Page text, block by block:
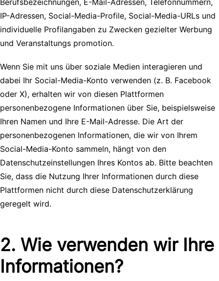
Berufsbezeichnungen, E-Mail-Adressen, Telefonnummern,
IP-Adressen, Social-Media-Profile, Social-Media-URLs und
individuelle Profilangaben zu Zwecken gezielter Werbung
und Veranstaltungs promotion.
Wenn Sie mit uns über soziale Medien interagieren und
dabei Ihr Social-Media-Konto verwenden (z. B. Facebook
oder X), erhalten wir von diesen Plattformen
personenbezogene Informationen über Sie, beispielsweise
Ihren Namen und Ihre E-Mail-Adresse. Die Art der
personenbezogenen Informationen, die wir von Ihrem
Social-Media-Konto sammeln, hängt von den
Datenschutzeinstellungen Ihres Kontos ab. Bitte beachten
Sie, dass die Nutzung Ihrer Informationen durch diese
Plattformen nicht durch diese Datenschutzerklärung
geregelt wird.
2. Wie verwenden wir Ihre
Informationen?